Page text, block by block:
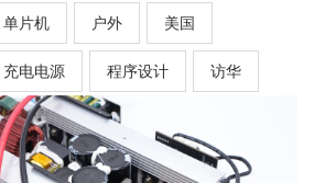
单片机 户外 美国
充电电源 程序设计 访华